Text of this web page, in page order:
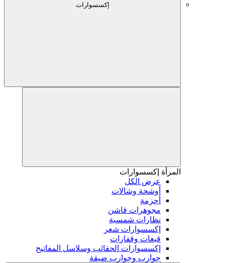
إكسسوارات
المرأة إكسسوارات
عرض الكل
أوشحة وشالات
أحزمة
مجوهرات فاشن
نظارات شمسية
إكسسوارات شعر
قبعات وقفازات
إكسسوارات الحقائب وسلاسل المفاتيح
جوارب وجوارب ضيقة